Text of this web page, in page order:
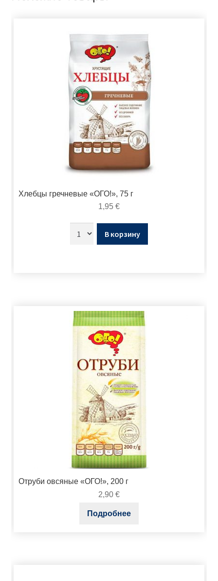
Хлебцы гречневые «ОГО!», 75 г
1,95 €
В корзину
Отруби овсяные «ОГО!», 200 г
2,90 €
Подробнее